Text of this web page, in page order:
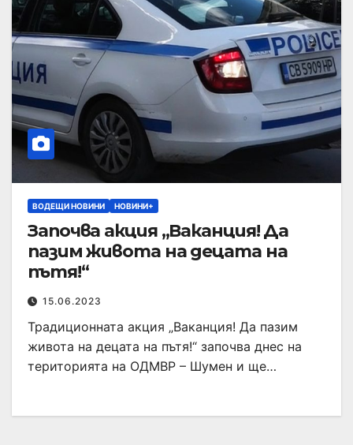
ВОДЕЩИ НОВИНИ НОВИНИ+
Започва акция „Ваканция! Да
пазим живота на децата на
пътя!“
15.06.2023
Традиционната акция „Ваканция! Да пазим
живота на децата на пътя!“ започва днес на
територията на ОДМВР – Шумен и ще…